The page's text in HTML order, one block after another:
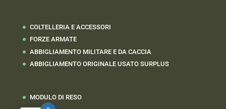
COLTELLERIA E ACCESSORI
FORZE ARMATE
ABBIGLIAMENTO MILITARE E DA CACCIA
ABBIGLIAMENTO ORIGINALE USATO SURPLUS
MODULO DI RESO